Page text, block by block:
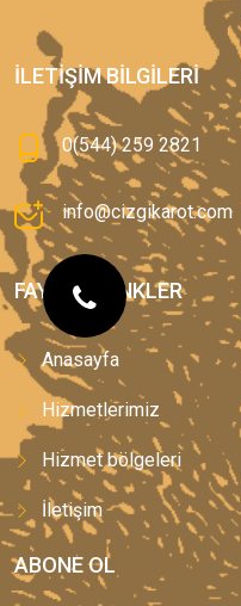
İLETIŞIM BILGILERI
0(544) 259 2821
info@cizgikarot.com
FAYDALI LINKLER
Anasayfa
Hizmetlerimiz
Hizmet bölgeleri
İletişim
ABONE OL